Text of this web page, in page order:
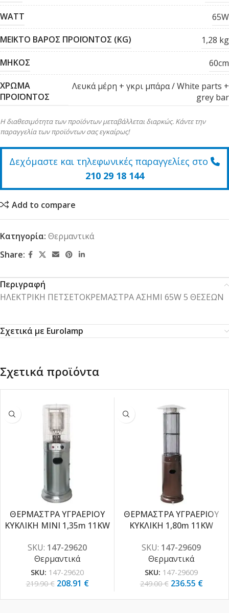
WATT 65W
ΜΕΙΚΤΟ ΒΑΡΟΣ ΠΡΟΪΟΝΤΟΣ (KG) 1,28 kg
ΜΗΚΟΣ 60cm
ΧΡΩΜΑ
ΠΡΟΪΟΝΤΟΣ
Λευκά μέρη + γκρι μπάρα / White parts +
grey bar
Η διαθεσιμότητα των προϊόντων μεταβάλλεται διαρκώς. Κάντε την
παραγγελία των προϊόντων σας εγκαίρως!
Δεχόμαστε και τηλεφωνικές παραγγελίες στο
210 29 18 144
Add to compare
Κατηγορία: Θερμαντικά
Share:
Περιγραφή
ΗΛΕΚΤΡΙΚΗ ΠΕΤΣΕΤΟΚΡΕΜΑΣΤΡΑ ΑΣΗΜΙ 65W 5 ΘΕΣΕΩΝ
Σχετικά με Eurolamp
Σχετικά προϊόντα
-5%
ΘΕΡΜΑΣΤΡΑ ΥΓΡΑΕΡΙΟΥ
ΚΥΚΛΙΚΗ MINI 1,35m 11KW
SKU: 147-29620
Θερμαντικά
SKU: 147-29620
219.90€ 208.91 €
-5%
ΘΕΡΜΑΣΤΡΑ ΥΓΡΑΕΡΙΟΥ
ΚΥΚΛΙΚΗ 1,80m 11KW
SKU: 147-29609
Θερμαντικά
SKU: 147-29609
249.00€ 236.55 €